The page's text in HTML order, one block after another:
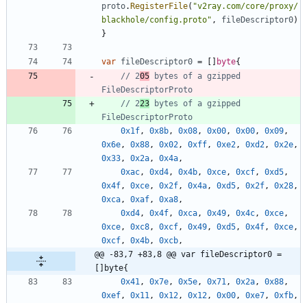
proto.RegisterFile( "v2ray.com/core/proxy/
blackhole/config.proto" , fileDescriptor0)
}
var fileDescriptor0 = [ ] byte{
// 205 bytes of a gzipped
FileDescriptorProto
// 223 bytes of a gzipped
FileDescriptorProto
0x1f , 0x8b , 0x08 , 0x00 , 0x00 , 0x09 ,
0x6e , 0x88 , 0x02 , 0xff , 0xe2 , 0xd2 , 0x2e ,
0x33 , 0x2a , 0x4a ,
0xac , 0xd4 , 0x4b , 0xce , 0xcf , 0xd5 ,
0x4f , 0xce , 0x2f , 0x4a , 0xd5 , 0x2f , 0x28 ,
0xca , 0xaf , 0xa8 ,
0xd4 , 0x4f , 0xca , 0x49 , 0x4c , 0xce ,
0xce , 0xc8 , 0xcf , 0x49 , 0xd5 , 0x4f , 0xce ,
0xcf , 0x4b , 0xcb ,
@@ -83,7 +83,8 @@ var fileDescriptor0 =
[]byte{
0x41 , 0x7e , 0x5e , 0x71 , 0x2a , 0x88 ,
0xef , 0x11 , 0x12 , 0x12 , 0x00 , 0xe7 , 0xfb ,